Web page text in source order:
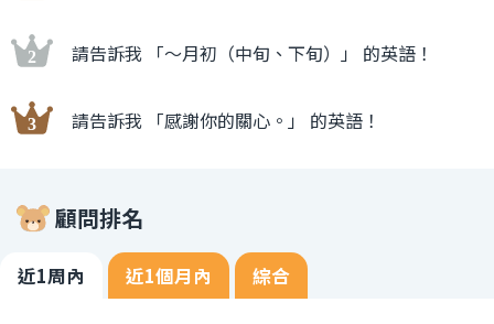
請告訴我 「〜月初（中旬、下旬）」 的英語！
請告訴我 「感謝你的關心。」 的英語！
顧問排名
近1周內 近1個月內 綜合